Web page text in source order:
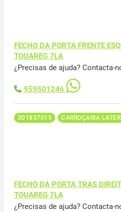
FECHO DA PORTA FRENTE
TOUAREG 7LA
¿Precisas de ajuda? Contacta-
959501246
3D1837015 CARROÇARIA
FECHO DA PORTA TRAS
TOUAREG 7LA
¿Precisas de ajuda? Contacta-